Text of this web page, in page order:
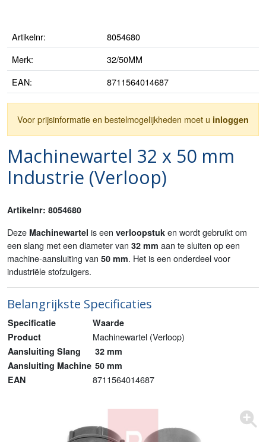
Artikelnr:
8054680
Merk:
32/50MM
EAN:
8711564014687
Voor prijsinformatie en bestelmogelijkheden moet u inloggen
Machinewartel 32 x 50 mm
Industrie (Verloop)
Artikelnr: 8054680
Deze Machinewartel is een verloopstuk en wordt gebruikt om
een slang met een diameter van 32 mm aan te sluiten op een
machine-aansluiting van 50 mm. Het is een onderdeel voor
industriële stofzuigers.
Belangrijkste Specificaties
Specificatie
Waarde
Product
Machinewartel (Verloop)
Aansluiting Slang
32 mm
Aansluiting Machine 50 mm
EAN
8711564014687